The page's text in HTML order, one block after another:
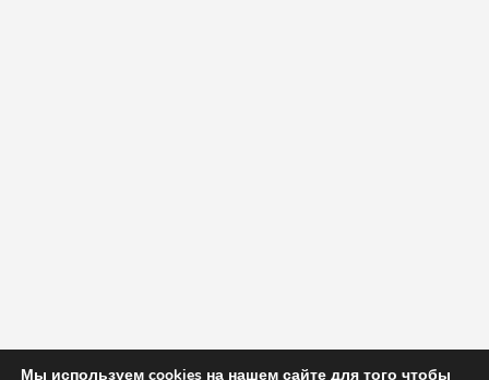
Мы используем cookies на нашем сайте для того чтобы